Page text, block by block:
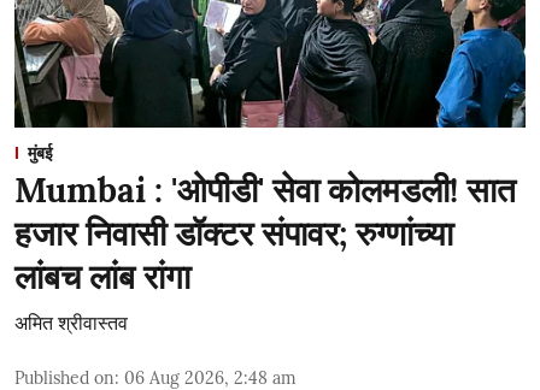
मुंबई
Mumbai : 'ओपीडी' सेवा कोलमडली! सात
हजार निवासी डॉक्टर संपावर; रुग्णांच्या
लांबच लांब रांगा
अमित श्रीवास्तव
Published on: 06 Aug 2026, 2:48 am